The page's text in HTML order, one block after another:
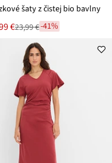
šaty z čistej bio bavlny
€23,99 €-41%